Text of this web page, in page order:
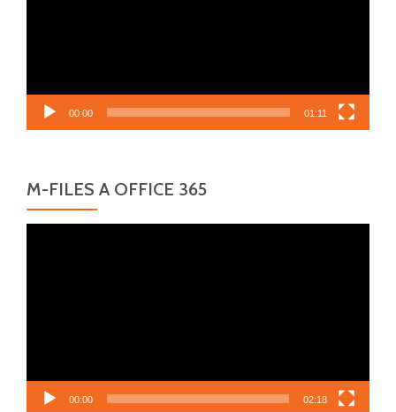
00:00 01:11
M-FILES A OFFICE 365
00:00 02:18